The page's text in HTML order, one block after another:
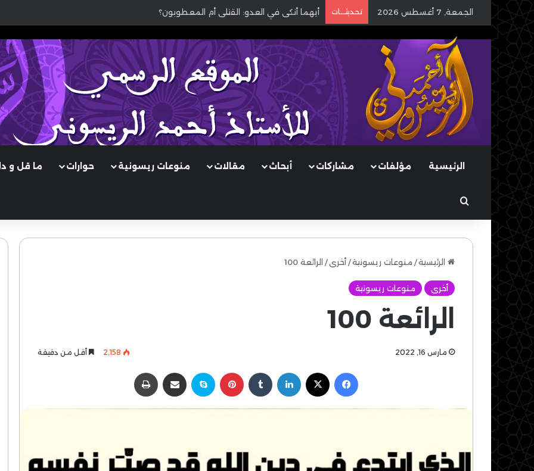
الجمعة, 7 أغسطس 2026 تحديثـــات أيهما أنكى في العدو: القتلى أم المعطوبون؟
الرئيسية مؤلفات مشاركات أبحاث مقالات منوعات ريسونية حوارات ما قل و
بحث عن
الرئيسية/ منوعات ريسونية/ أخرى / الرائعة 100
أخرى منوعات ريسونية
الرائعة 100
مارس 16, 2022 2٬158 أقل من دقيقة
فيسبوك لينكدإن بينتيريست سكايب مشاركة عبر البريد